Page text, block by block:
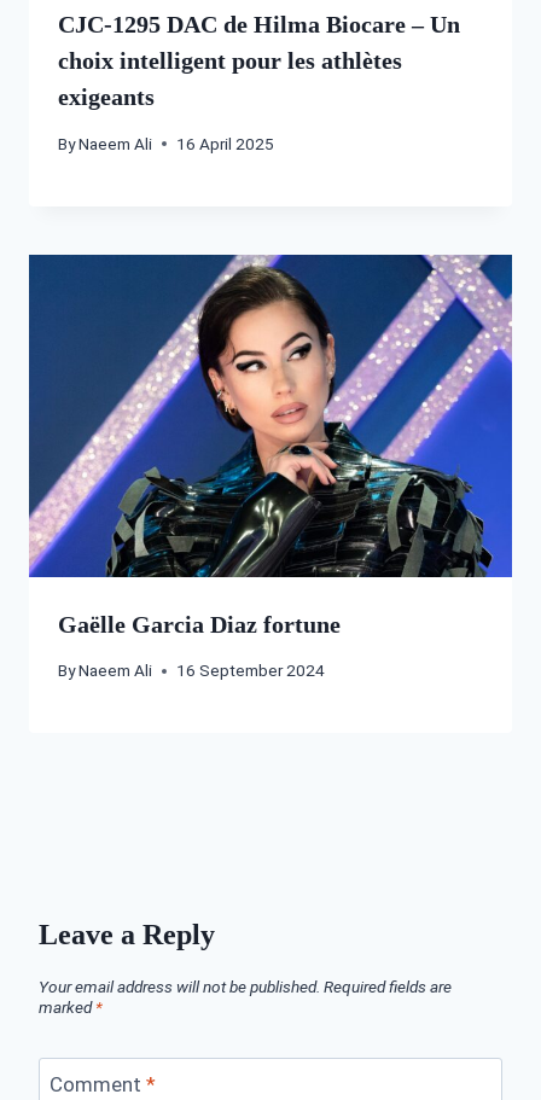
CJC-1295 DAC de Hilma Biocare – Un
choix intelligent pour les athlètes
exigeants
ByNaeem Ali 16 April 2025
Gaëlle Garcia Diaz fortune
ByNaeem Ali 16 September 2024
Leave a Reply
Your email address will not be published. Required fields are
marked*
Comment *